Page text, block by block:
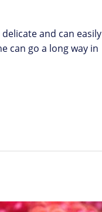
and can easily
can go a long way in